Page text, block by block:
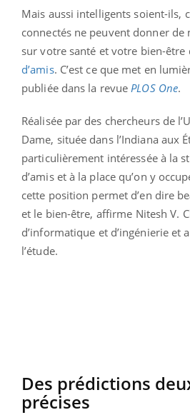
Mais aussi intelligents soient-ils,
connectés ne peuvent donner
sur votre santé et votre bien-
d’amis. C’est ce que met en
publiée dans la revuePLOS One.
Réalisée par des chercheurs de
Dame, située dans l’Indiana aux
particulièrement intéressée à la
d’amis et à la place qu’on y
cette position permet d’en dire
et le bien-être, affirme Nitesh V.
d’informatique et d’ingénierie et
l’étude.
Des prédictions
précises